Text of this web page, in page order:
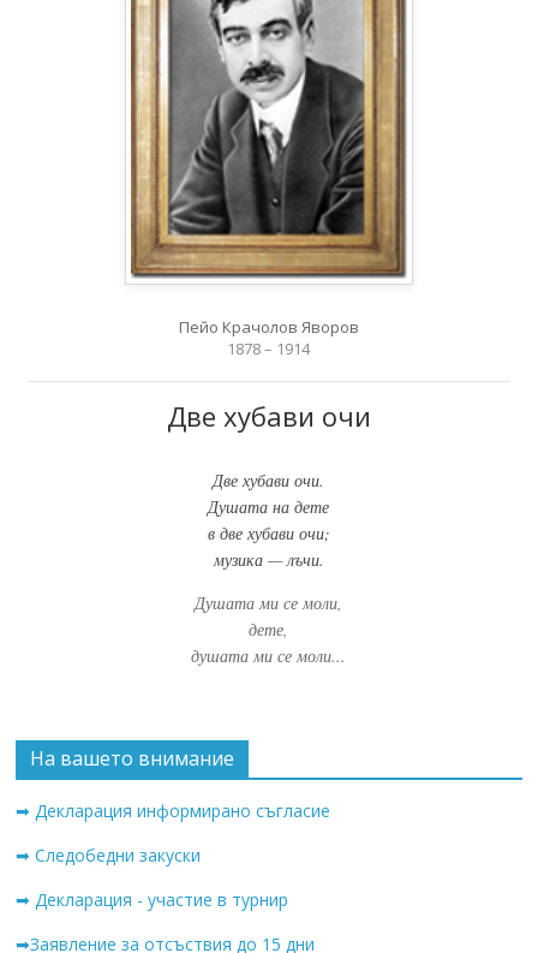
Пейо Крачолов Яворов
1878 – 1914
Две хубави очи
Две хубави очи.
Душата на дете
в две хубави очи;
музика — лъчи.
Душата ми се моли,
дете,
душата ми се моли...
На вашето внимание
➡ Декларация информирано съгласие
➡ Следобедни закуски
➡ Декларация - участие в турнир
➡Заявление за отсъствия до 15 дни